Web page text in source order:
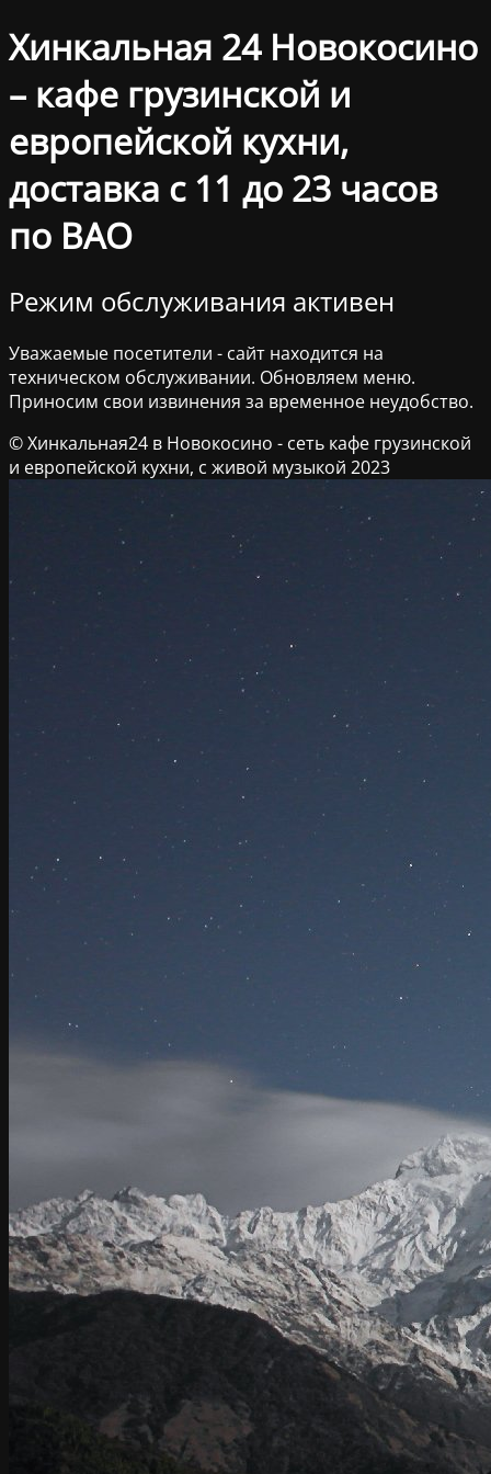
Хинкальная 24 Новокосино
– кафе грузинской и
европейской кухни,
доставка с 11 до 23 часов
по ВАО
Режим обслуживания активен
Уважаемые посетители - сайт находится на
техническом обслуживании. Обновляем меню.
Приносим свои извинения за временное неудобство.
© Хинкальная24 в Новокосино - сеть кафе грузинской
и европейской кухни, с живой музыкой 2023